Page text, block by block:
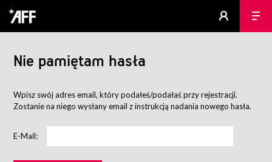
Nie pamiętam hasła
Wpisz swój adres email, który podałeś/podałaś przy rejestracji.
Zostanie na niego wysłany email z instrukcją nadania nowego hasła.
E-Mail: